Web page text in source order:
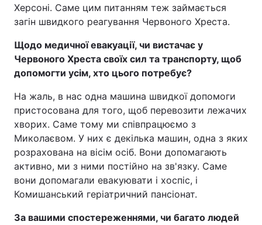
Херсоні. Саме цим питанням теж займається
загін швидкого реагування Червоного Хреста.
Щодо медичної евакуації, чи вистачає у
Червоного Хреста своїх сил та транспорту, щоб
допомогти усім, хто цього потребує?
На жаль, в нас одна машина швидкої допомоги
пристосована для того, щоб перевозити лежачих
хворих. Саме тому ми співпрацюємо з
Миколаєвом. У них є декілька машин, одна з яких
розрахована на вісім осіб. Вони допомагають
активно, ми з ними постійно на зв'язку. Саме
вони допомагали евакуювати і хоспіс, і
Комишанський геріатричний пансіонат.
За вашими спостереженнями, чи багато людей